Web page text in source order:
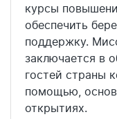
курсы
обеспечить
поддержку.
заключается в
гостей страны
помощью,
открытиях.